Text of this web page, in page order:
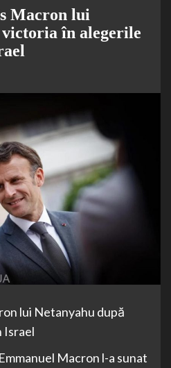
Macron lui
în alegerile
lui Netanyahu după
Israel
Macron l-a sunat